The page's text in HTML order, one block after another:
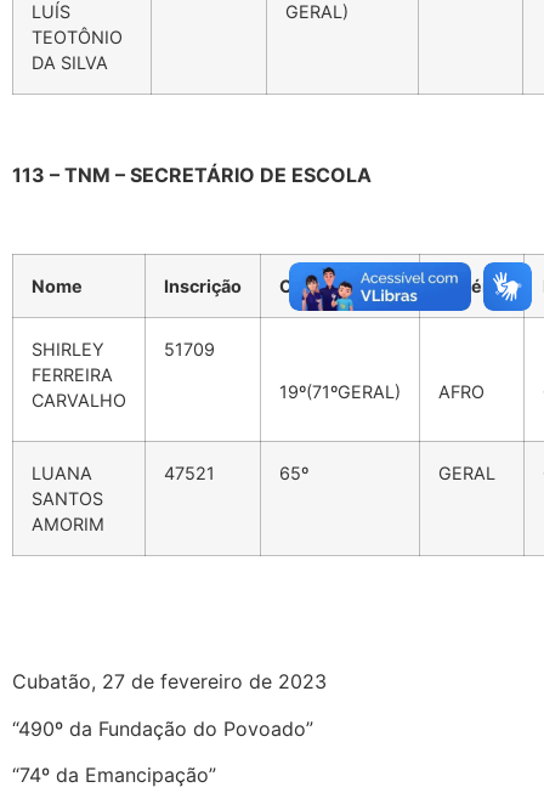
LUÍS
TEOTÔNIO
DA SILVA
GERAL)
113 – TNM – SECRETÁRIO DE ESCOLA
Nome Inscrição Classificação Critério
SHIRLEY
FERREIRA
CARVALHO
51709
19º(71ºGERAL) AFRO
LUANA
SANTOS
AMORIM
47521 65º GERAL
Cubatão, 27 de fevereiro de 2023
“490º da Fundação do Povoado”
“74º da Emancipação”